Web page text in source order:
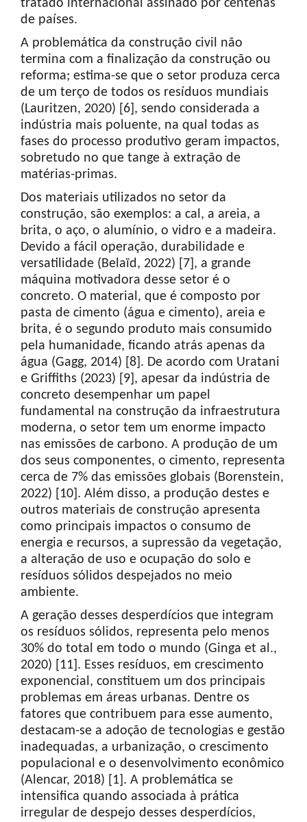
tratado internacional assinado por centenas
de países.
A problemática da construção civil não
termina com a finalização da construção ou
reforma; estima-se que o setor produza cerca
de um terço de todos os resíduos mundiais
(Lauritzen, 2020) [6], sendo considerada a
indústria mais poluente, na qual todas as
fases do processo produtivo geram impactos,
sobretudo no que tange à extração de
matérias-primas.
Dos materiais utilizados no setor da
construção, são exemplos: a cal, a areia, a
brita, o aço, o alumínio, o vidro e a madeira.
Devido a fácil operação, durabilidade e
versatilidade (Belaïd, 2022) [7], a grande
máquina motivadora desse setor é o
concreto. O material, que é composto por
pasta de cimento (água e cimento), areia e
brita, é o segundo produto mais consumido
pela humanidade, ficando atrás apenas da
água (Gagg, 2014) [8]. De acordo com Uratani
e Griffiths (2023) [9], apesar da indústria de
concreto desempenhar um papel
fundamental na construção da infraestrutura
moderna, o setor tem um enorme impacto
nas emissões de carbono. A produção de um
dos seus componentes, o cimento, representa
cerca de 7% das emissões globais (Borenstein,
2022) [10]. Além disso, a produção destes e
outros materiais de construção apresenta
como principais impactos o consumo de
energia e recursos, a supressão da vegetação,
a alteração de uso e ocupação do solo e
resíduos sólidos despejados no meio
ambiente.
A geração desses desperdícios que integram
os resíduos sólidos, representa pelo menos
30% do total em todo o mundo (Ginga et al.,
2020) [11]. Esses resíduos, em crescimento
exponencial, constituem um dos principais
problemas em áreas urbanas. Dentre os
fatores que contribuem para esse aumento,
destacam-se a adoção de tecnologias e gestão
inadequadas, a urbanização, o crescimento
populacional e o desenvolvimento econômico
(Alencar, 2018) [1]. A problemática se
intensifica quando associada à prática
irregular de despejo desses desperdícios,